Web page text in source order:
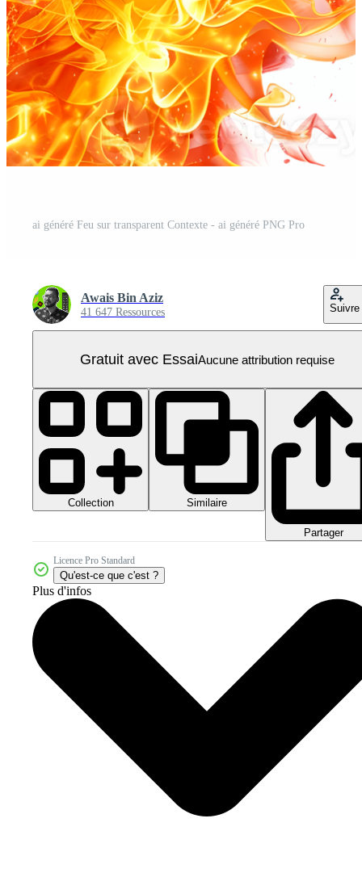
ai généré Feu sur transparent Contexte - ai généré PNG Pro
Awais Bin Aziz
41 647 Ressources Suivre
Gratuit avec EssaiAucune attribution requise
Collection Similaire
Partager
Licence Pro Standard
Qu'est-ce que c'est ?
Plus d'infos